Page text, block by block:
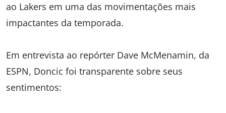
ao Lakers em uma das movimentações mais
impactantes da temporada.
Em entrevista ao repórter Dave McMenamin, da
ESPN, Doncic foi transparente sobre seus
sentimentos: